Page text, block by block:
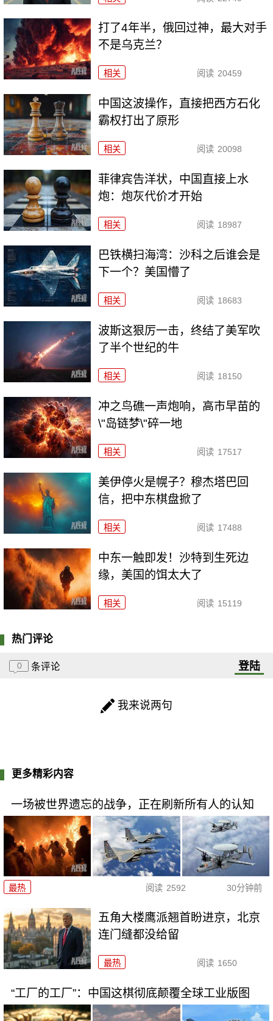
打了4年半，俄回过神，最大对手
不是乌克兰？
相关 阅读 20459
中国这波操作，直接把西方石化
霸权打出了原形
相关 阅读 20098
菲律宾告洋状，中国直接上水
炮：炮灰代价才开始
相关 阅读 18987
巴铁横扫海湾：沙科之后谁会是
下一个？美国懵了
相关 阅读 18683
波斯这狠厉一击，终结了美军吹
了半个世纪的牛
相关 阅读 18150
冲之鸟礁一声炮响，高市早苗的
\"岛链梦\"碎一地
相关 阅读 17517
美伊停火是幌子？穆杰塔巴回
信，把中东棋盘掀了
相关 阅读 17488
中东一触即发！沙特到生死边
缘，美国的饵太大了
相关 阅读 15119
热门评论
0 条评论 登陆
我来说两句
更多精彩内容
一场被世界遗忘的战争，正在刷新所有人的认知
最热 阅读 2592 30分钟前
五角大楼鹰派翘首盼进京，北京
连门缝都没给留
最热 阅读 1650
“工厂的工厂”：中国这棋彻底颠覆全球工业版图